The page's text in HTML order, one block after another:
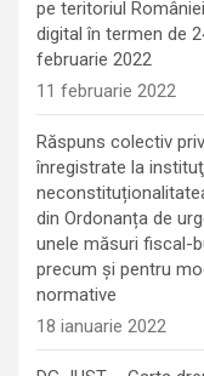
pe teritoriul
digital în termen de
februarie 2022
11 februarie 2022
Răspuns colectiv
înregistrate la
din Ordonanța de
unele măsuri fiscal-
precum şi pentru
normative
18 ianuarie 2022